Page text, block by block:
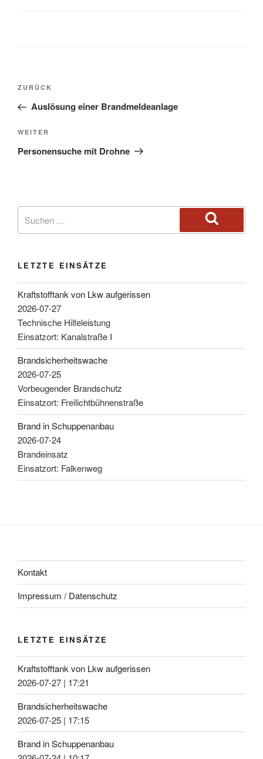
ZURÜCK
Auslösung einer Brandmeldeanlage
WEITER
Personensuche mit Drohne
LETZTE EINSÄTZE
Kraftstofftank von Lkw aufgerissen
2026-07-27
Technische Hilfeleistung
Einsatzort: Kanalstraße I
Brandsicherheitswache
2026-07-25
Vorbeugender Brandschutz
Einsatzort: Freilichtbühnenstraße
Brand in Schuppenanbau
2026-07-24
Brandeinsatz
Einsatzort: Falkenweg
Kontakt
Impressum / Datenschutz
LETZTE EINSÄTZE
Kraftstofftank von Lkw aufgerissen
2026-07-27 | 17:21
Brandsicherheitswache
2026-07-25 | 17:15
Brand in Schuppenanbau